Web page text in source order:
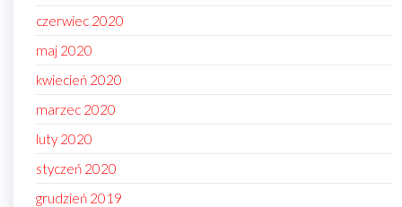
czerwiec 2020
maj 2020
kwiecień 2020
marzec 2020
luty 2020
styczeń 2020
grudzień 2019